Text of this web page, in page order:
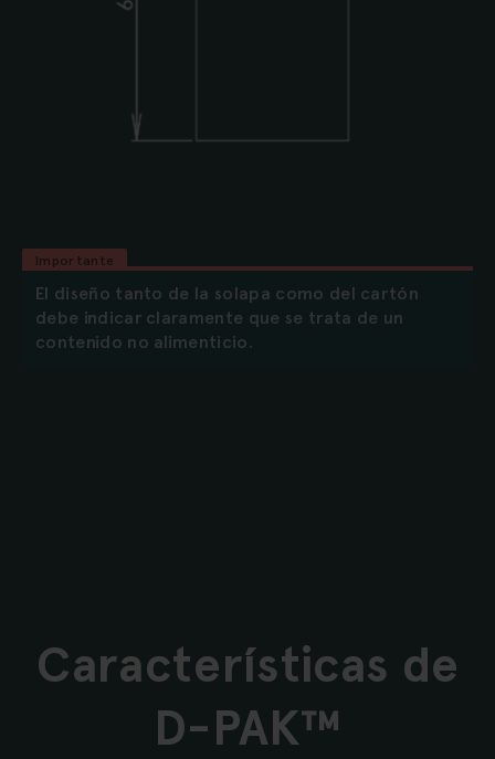
Importante
El diseño tanto de la solapa como del cartón
debe indicar claramente que se trata de un
contenido no alimenticio.
Características de
D-PAK™